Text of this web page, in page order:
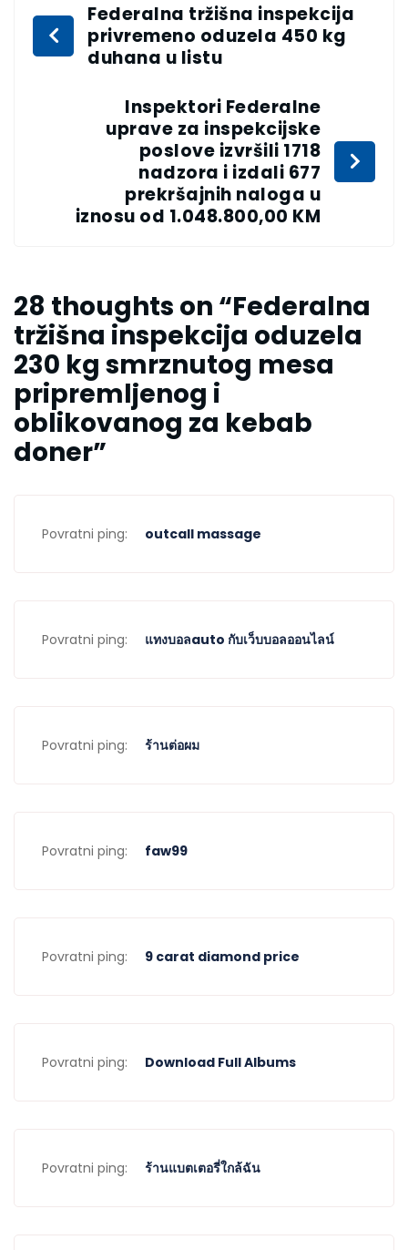
Federalna tržišna inspekcija
privremeno oduzela 450 kg
duhana u listu
Inspektori Federalne
uprave za inspekcijske
poslove izvršili 1718
nadzora i izdali 677
prekršajnih naloga u
iznosu od 1.048.800,00 KM
28 thoughts on “Federalna
tržišna inspekcija oduzela
230 kg smrznutog mesa
pripremljenog i
oblikovanog za kebab
doner”
Povratni ping: outcall massage
Povratni ping: แทงบอลauto กับเว็บบอลออนไลน์
Povratni ping: ร้านต่อผม
Povratni ping: faw99
Povratni ping: 9 carat diamond price
Povratni ping: Download Full Albums
Povratni ping: ร้านแบตเตอรี่ใกล้ฉัน